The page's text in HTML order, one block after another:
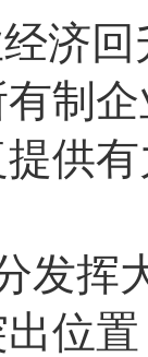
回
制
供
挥大
位